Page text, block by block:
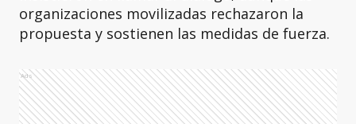
organizaciones movilizadas rechazaron la
propuesta y sostienen las medidas de fuerza.
Ads